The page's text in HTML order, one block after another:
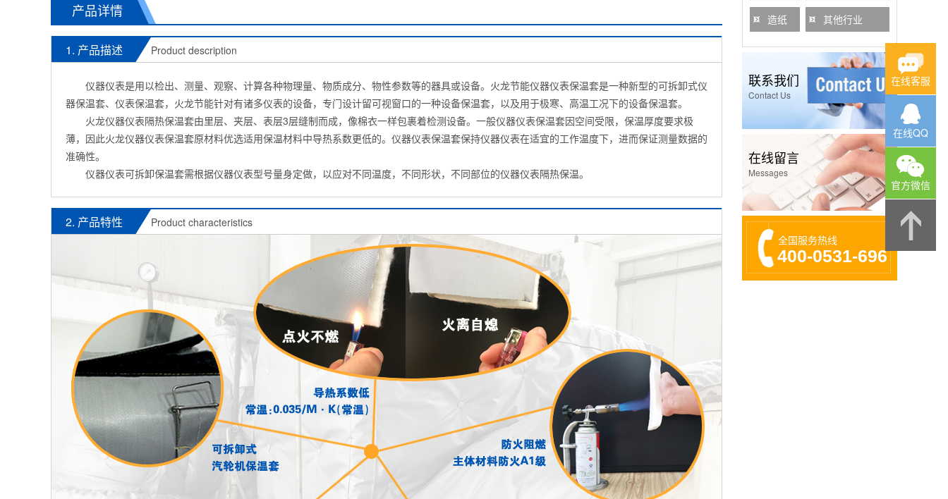
造纸 其他行业
联系我们
Contact Us
在线留言
Messages
全国服务热线
400-0531-696
产品详情
1. 产品描述 Product description
仪器仪表是用以检出、测量、观察、计算各种物理量、物质成分、物性参数等的器具或设备。火龙节能仪器仪表保温套是一种新型的可拆卸式仪
器保温套、仪表保温套，火龙节能针对有诸多仪表的设备，专门设计留可视窗口的一种设备保温套，以及用于极寒、高温工况下的设备保温套。
火龙仪器仪表隔热保温套由里层、夹层、表层3层缝制而成，像棉衣一样包裹着检测设备。一般仪器仪表保温套因空间受限，保温厚度要求极
薄，因此火龙仪器仪表保温套原材料优选适用保温材料中导热系数更低的。仪器仪表保温套保持仪器仪表在适宜的工作温度下，进而保证测量数据的
准确性。
仪器仪表可拆卸保温套需根据仪器仪表型号量身定做，以应对不同温度，不同形状，不同部位的仪器仪表隔热保温。
2. 产品特性 Product characteristics
在线客服
在线QQ
官方微信